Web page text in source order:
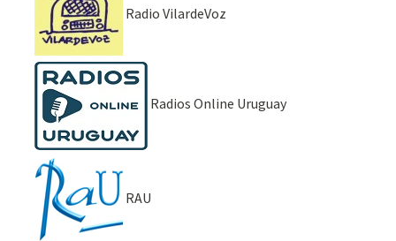
Radio VilardeVoz
Radios Online Uruguay
RAU